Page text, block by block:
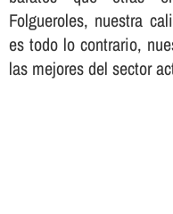
Folgueroles, nuestra
es todo lo contrario,
las mejores del sector